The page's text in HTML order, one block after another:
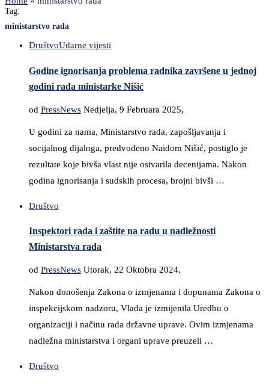
Tag:
ministarstvo rada
DruštvoUdarne vijesti
Godine ignorisanja problema radnika završene u jednoj
godini rada ministarke Nišić
od PressNews Nedjelja, 9 Februara 2025,
U godini za nama, Ministarstvo rada, zapošljavanja i
socijalnog dijaloga, predvođeno Naidom Nišić, postiglo je
rezultate koje bivša vlast nije ostvarila decenijama. Nakon
godina ignorisanja i sudskih procesa, brojni bivši …
Društvo
Inspektori rada i zaštite na radu u nadležnosti
Ministarstva rada
od PressNews Utorak, 22 Oktobra 2024,
Nakon donošenja Zakona o izmjenama i dopunama Zakona o
inspekcijskom nadzoru, Vlada je izmijenila Uredbu o
organizaciji i načinu rada državne uprave. Ovim izmjenama
nadležna ministarstva i organi uprave preuzeli …
Društvo